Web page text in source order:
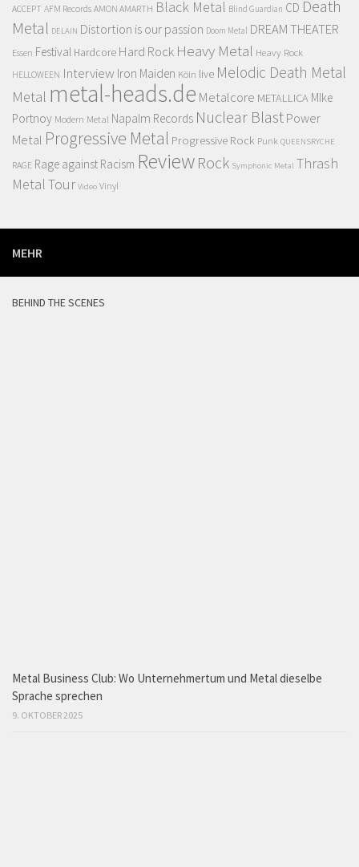
ACCEPT AFM Records AMON AMARTH Black Metal Blind Guardian CD Death
Metal DELAIN Distortion is our passion Doom Metal DREAM THEATER
Essen Festival Hardcore Hard Rock Heavy Metal Heavy Rock
HELLOWEEN Interview Iron Maiden Köln live Melodic Death Metal
Metal metal-heads.de Metalcore METALLICA MIke
Portnoy Modern Metal Napalm Records Nuclear Blast Power
Metal Progressive Metal Progressive Rock Punk QUEENSRYCHE
RAGE Rage against Racism Review Rock Symphonic Metal Thrash
MetalTour Video Vinyl
MEHR
BEHIND THE SCENES
Metal Business Club: Wo Unternehmertum und Metal dieselbe
Sprache sprechen
9. OKTOBER 2025